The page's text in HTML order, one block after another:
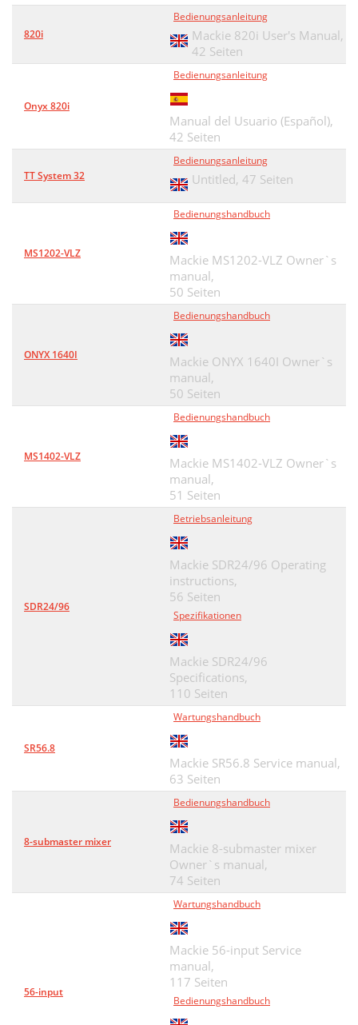
820i
Bedienungsanleitung
Mackie 820i User's Manual,
42 Seiten
Onyx 820i
Bedienungsanleitung
Manual del Usuario (Español),
42 Seiten
TT System 32
Bedienungsanleitung
Untitled, 47 Seiten
MS1202-VLZ
Bedienungshandbuch
Mackie MS1202-VLZ Owner`s
manual,
50 Seiten
ONYX 1640I
Bedienungshandbuch
Mackie ONYX 1640I Owner`s
manual,
50 Seiten
MS1402-VLZ
Bedienungshandbuch
Mackie MS1402-VLZ Owner`s
manual,
51 Seiten
SDR24/96
Betriebsanleitung
Mackie SDR24/96 Operating
instructions,
56 Seiten
Spezifikationen
Mackie SDR24/96
Specifications,
110 Seiten
SR56.8
Wartungshandbuch
Mackie SR56.8 Service manual,
63 Seiten
8-submaster mixer
Bedienungshandbuch
Mackie 8-submaster mixer
Owner`s manual,
74 Seiten
56-input
Wartungshandbuch
Mackie 56-input Service
manual,
117 Seiten
Bedienungshandbuch